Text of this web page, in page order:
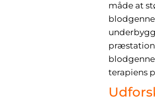
måde at
terapiens